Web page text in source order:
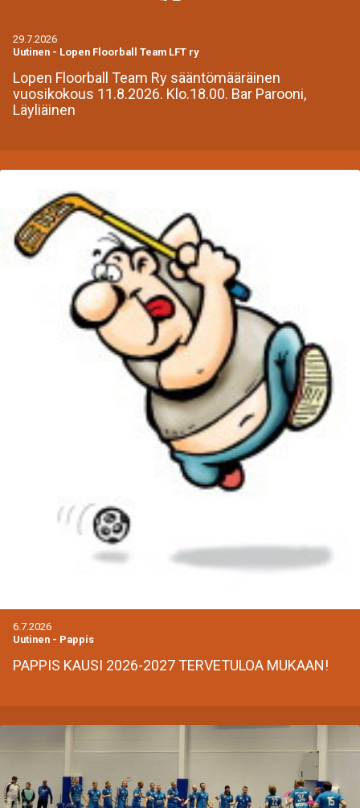
29.7.2026
Uutinen - Lopen Floorball Team LFT ry
Lopen Floorball Team Ry sääntömääräinen
vuosikokous 11.8.2026. Klo.18.00. Bar Parooni,
Läyliäinen
6.7.2026
Uutinen - Pappis
PAPPIS KAUSI 2026-2027 TERVETULOA MUKAAN!